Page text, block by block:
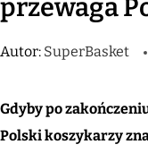
przewaga
Autor: SuperBasket
Gdyby po
Polski koszykarzy